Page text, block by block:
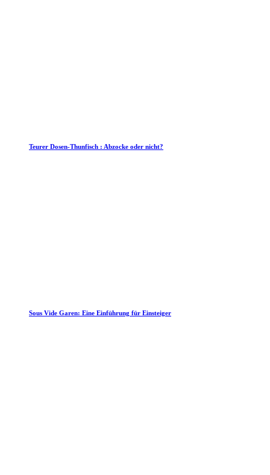
Teurer Dosen-Thunfisch : Abzocke oder nicht?
Sous Vide Garen: Eine Einführung für Einsteiger